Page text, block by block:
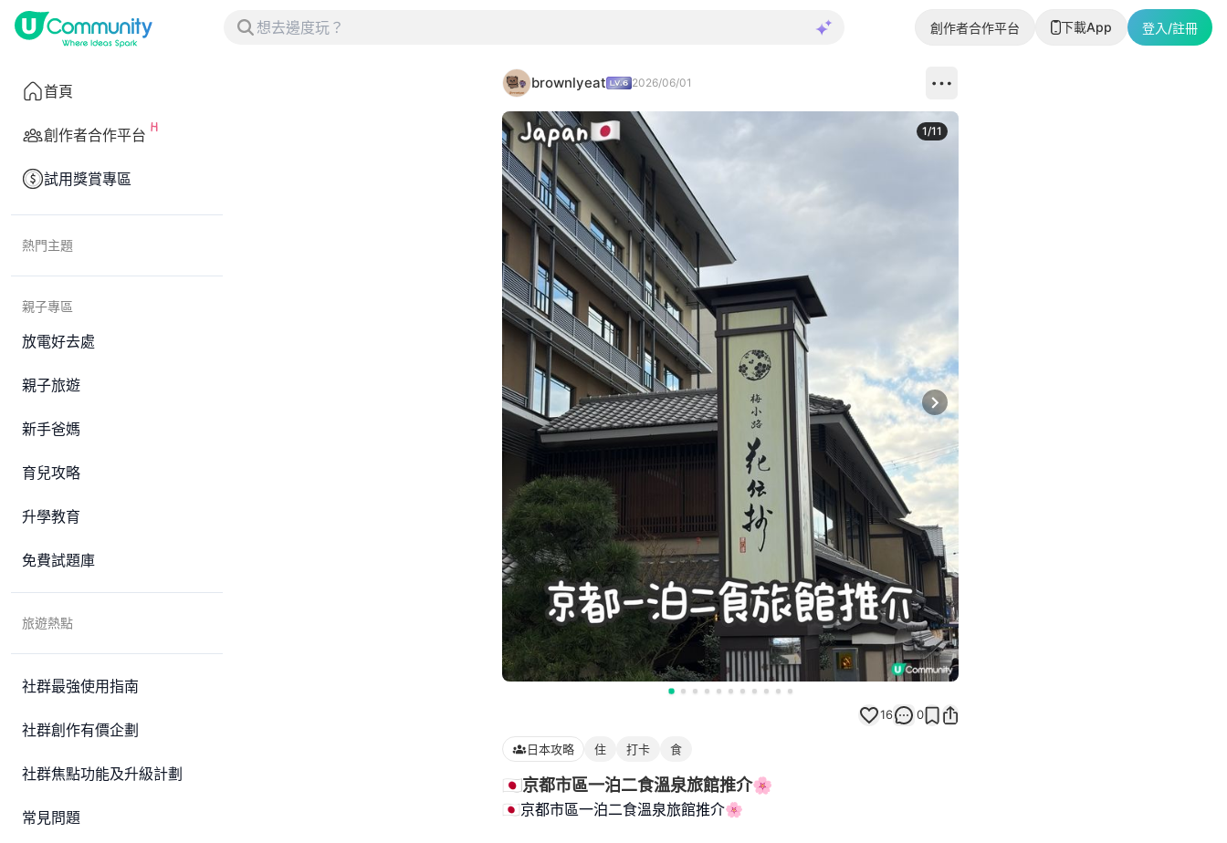
創作者合作平台 下載App 登入/註冊
首頁
創作者合作平台
試用獎賞專區
熱門主題
親子專區
放電好去處
親子旅遊
新手爸媽
育兒攻略
升學教育
免費試題庫
旅遊熱點
社群最強使用指南
社群創作有價企劃
社群焦點功能及升級計劃
常見問題
brownlyeat 2026/06/01
Next slide
1/11
16 0
日本攻略 住 打卡 食
🇯🇵京都市區一泊二食溫泉旅館推介🌸
🇯🇵京都市區一泊二食溫泉旅館推介🌸